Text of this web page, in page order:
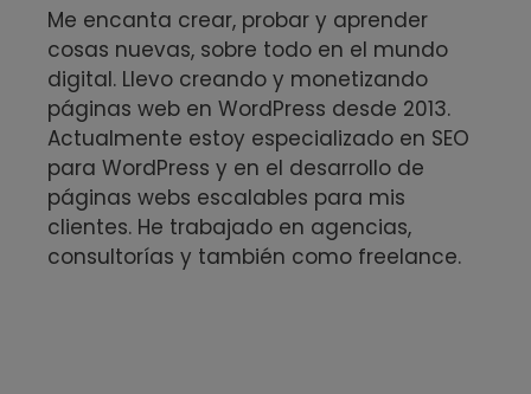
Me encanta crear, probar y aprender
cosas nuevas, sobre todo en el mundo
digital. Llevo creando y monetizando
páginas web en WordPress desde 2013.
Actualmente estoy especializado en SEO
para WordPress y en el desarrollo de
páginas webs escalables para mis
clientes. He trabajado en agencias,
consultorías y también como freelance.